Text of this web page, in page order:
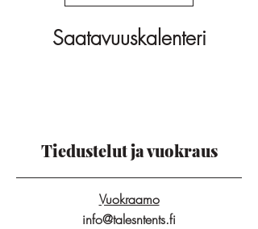
Saatavuuskalenteri
Tiedustelut ja vuokraus
Vuokraamo
info@talesntents.fi